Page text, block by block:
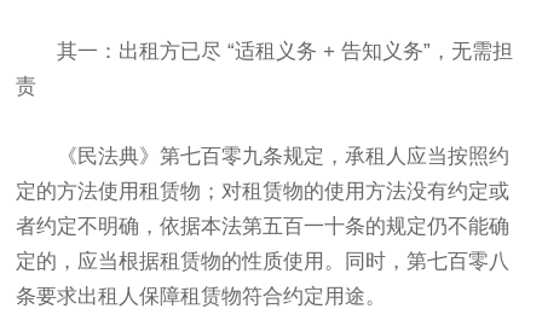
其一：出租方已尽 “适租义务 + 告知义务”，无需担
责​
《民法典》第七百零九条规定，承租人应当按照约
定的方法使用租赁物；对租赁物的使用方法没有约定或
者约定不明确，依据本法第五百一十条的规定仍不能确
定的，应当根据租赁物的性质使用。同时，第七百零八
条要求出租人保障租赁物符合约定用途。​